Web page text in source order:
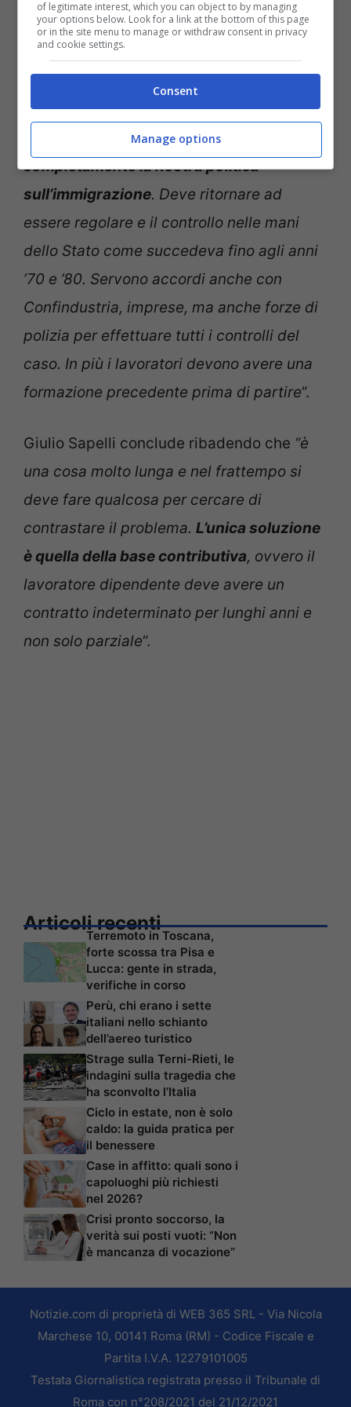
Sapelli chiede di cambiare la politica sull’immigrazione –
Notizie.com – © Ansa
L’economista ai nostri microfoni sottolinea
che è arrivato il momento di “
completamente la nostra politica
sull’immigrazione. Deve ritornare ad
essere regolare e il controllo nelle mani
dello Stato come succedeva fino agli anni
’70 e ’80. Servono accordi anche con
Confindustria, imprese, ma anche forze di
polizia per effettuare tutti i controlli del
caso. In più i lavoratori devono avere una
formazione precedente prima di partire“.
Giulio Sapelli conclude ribadendo che “è
una cosa molto lunga e nel frattempo si
deve fare qualcosa per cercare di
contrastare il problema. L’unica soluzione
è quella della base contributiva, ovvero il
lavoratore dipendente deve avere un
contratto indeterminato per lunghi anni e
non solo parziale“.
Articoli recenti
Terremoto in Toscana,
forte scossa tra Pisa e
Lucca: gente in strada,
verifiche in corso
Perù, chi erano i sette
italiani nello schianto
dell’aereo turistico
Strage sulla Terni-Rieti, le
indagini sulla tragedia che
ha sconvolto l’Italia
Ciclo in estate, non è solo
caldo: la guida pratica per
il benessere
Case in affitto: quali sono i
capoluoghi più richiesti
nel 2026?
Crisi pronto soccorso, la
verità sui posti vuoti: “Non
è mancanza di vocazione”
Notizie.com di proprietà di WEB 365 SRL - Via Nicola
Marchese 10, 00141 Roma (RM) - Codice Fiscale e
Partita I.V.A. 12279101005
Testata Giornalistica registrata presso il Tribunale di
Roma con n°208/2021 del 21/12/2021
of legitimate interest, which you can object to by managing
your options below. Look for a link at the bottom of this page
or in the site menu to manage or withdraw consent in privacy
and cookie settings.
Consent
Manage options